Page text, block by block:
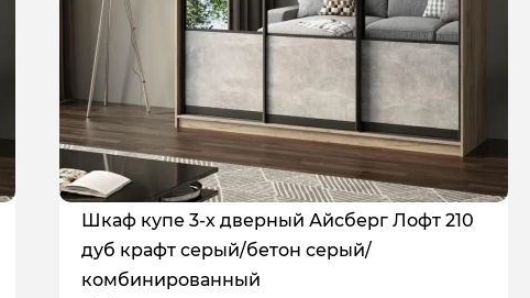
Шкаф купе 3-х дверный Айсберг Лофт 210
дуб крафт серый/бетон серый/
комбинированный